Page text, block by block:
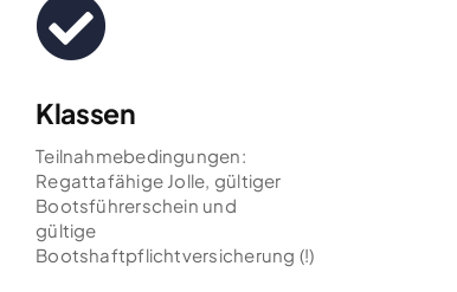
Klassen
Teilnahmebedingungen:
Regattafähige Jolle, gültiger
Bootsführerschein und
gültige
Bootshaftpflichtversicherung (!)